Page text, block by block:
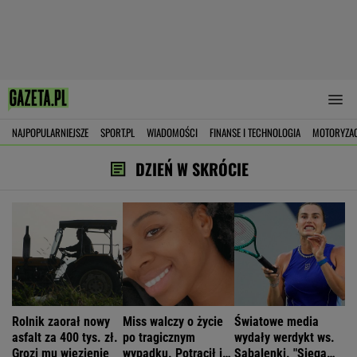
NAJPOPULARNIEJSZE SPORT.PL WIADOMOŚCI FINANSE I TECHNOLOGIA
DZIEŃ W SKRÓCIE
Rolnik zaorał nowy
asfalt za 400 tys. zł.
Grozi mu więzienie
Miss walczy o życie
po tragicznym
wypadku. Potrącił ją
Światowe media
wydały werdykt ws.
Sabalenki. "Sięga